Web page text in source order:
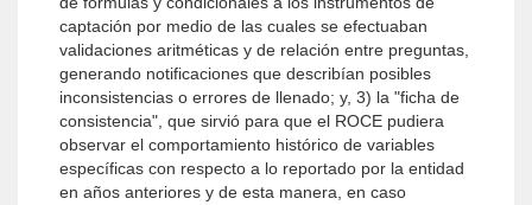
captación por medio de las cuales se efectuaban
validaciones aritméticas y de relación entre preguntas,
generando notificaciones que describían posibles
inconsistencias o errores de llenado; y, 3) la "ficha de
consistencia", que sirvió para que el ROCE pudiera
observar el comportamiento histórico de variables
específicas con respecto a lo reportado por la entidad
en años anteriores y de esta manera, en caso